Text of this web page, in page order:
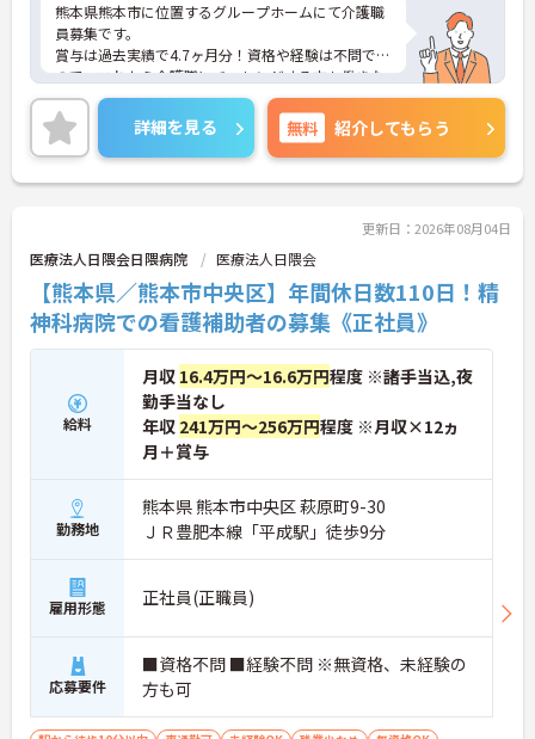
熊本県熊本市に位置するグループホームにて介護職
員募集です。
賞与は過去実績で4.7ヶ月分！資格や経験は不問です
ので、これから介護職にチャレンジする方も働きな
がら認知症ケアを学ぶことが出来ます。
ご興味ある方には、面接対策ポイントなど、さらに
詳細をお話しいたしますのでお気軽にご相談くださ
い！
詳細を見る 無料 紹介してもらう
更新日：2026年08月04日
医療法人日隈会日隈病院 医療法人日隈会
【熊本県／熊本市中央区】年間休日数110日！精
神科病院での看護補助者の募集《正社員》
給料
月収 16.4万円～16.6万円程度 ※諸手当込,夜
勤手当なし
年収 241万円～256万円程度 ※月収×12ヵ
月＋賞与
勤務地
熊本県 熊本市中央区 萩原町9-30
ＪＲ豊肥本線「平成駅」徒歩9分
雇用形態 正社員(正職員)
応募要件
■資格不問 ■経験不問 ※無資格、未経験の
方も可